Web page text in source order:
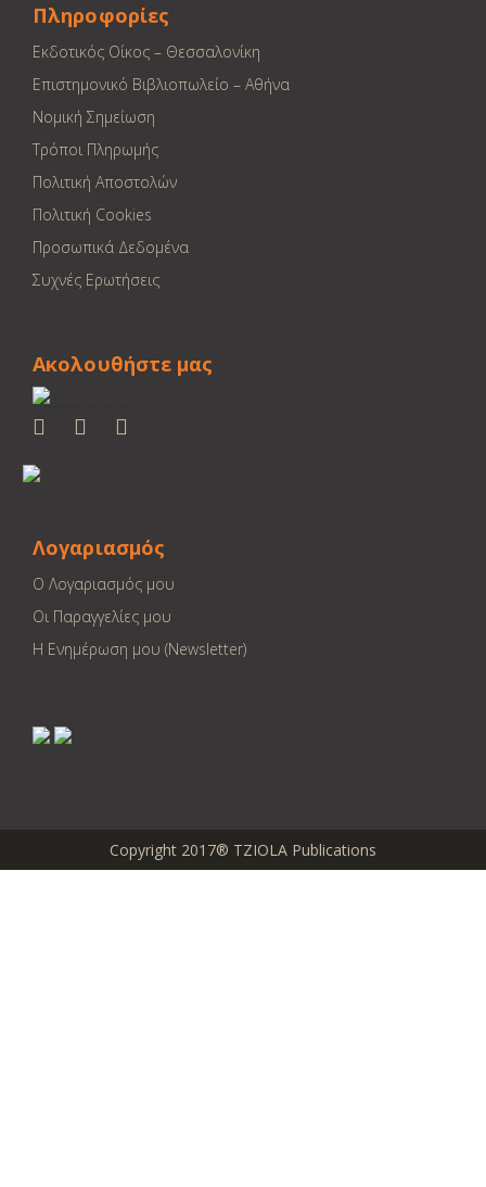
Πληροφορίες
Εκδοτικός Οίκος – Θεσσαλονίκη
Επιστημονικό Βιβλιοπωλείο – Αθήνα
Νομική Σημείωση
Τρόποι Πληρωμής
Πολιτική Αποστολών
Πολιτική Cookies
Προσωπικά Δεδομένα
Συχνές Ερωτήσεις
Ακολουθήστε μας
Λογαριασμός
Ο Λογαριασμός μου
Οι Παραγγελίες μου
Η Ενημέρωση μου (Newsletter)
Copyright 2017® TZIOLA Publications